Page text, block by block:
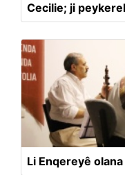
Cecilie; ji
Li Enqereyê